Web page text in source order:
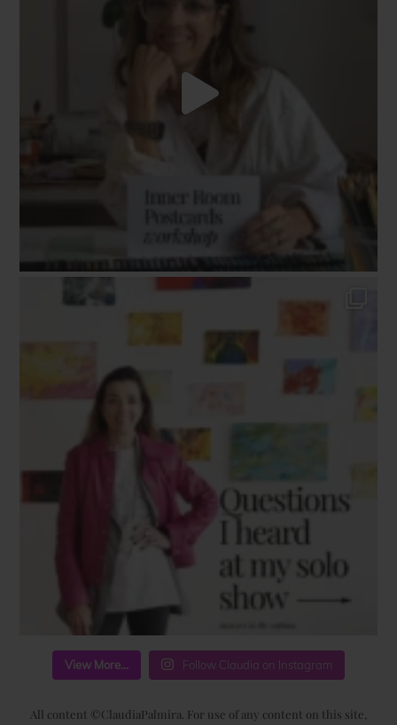
View More... Follow Claudia on Instagram
All content ©ClaudiaPalmira. For use of any content on this site,